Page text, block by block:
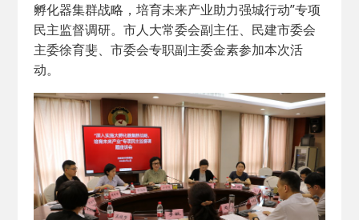
· 民建省委会民主… 2025-04-10
· 中国民主建国会… 2024-08-28
· 中国民主建国会… 2024-03-04
孵化器集群战略，培育未来产业助力强城行动”专项
民主监督调研。市人大常委会副主任、民建市委会
主委徐育斐、市委会专职副主委金素参加本次活
动。